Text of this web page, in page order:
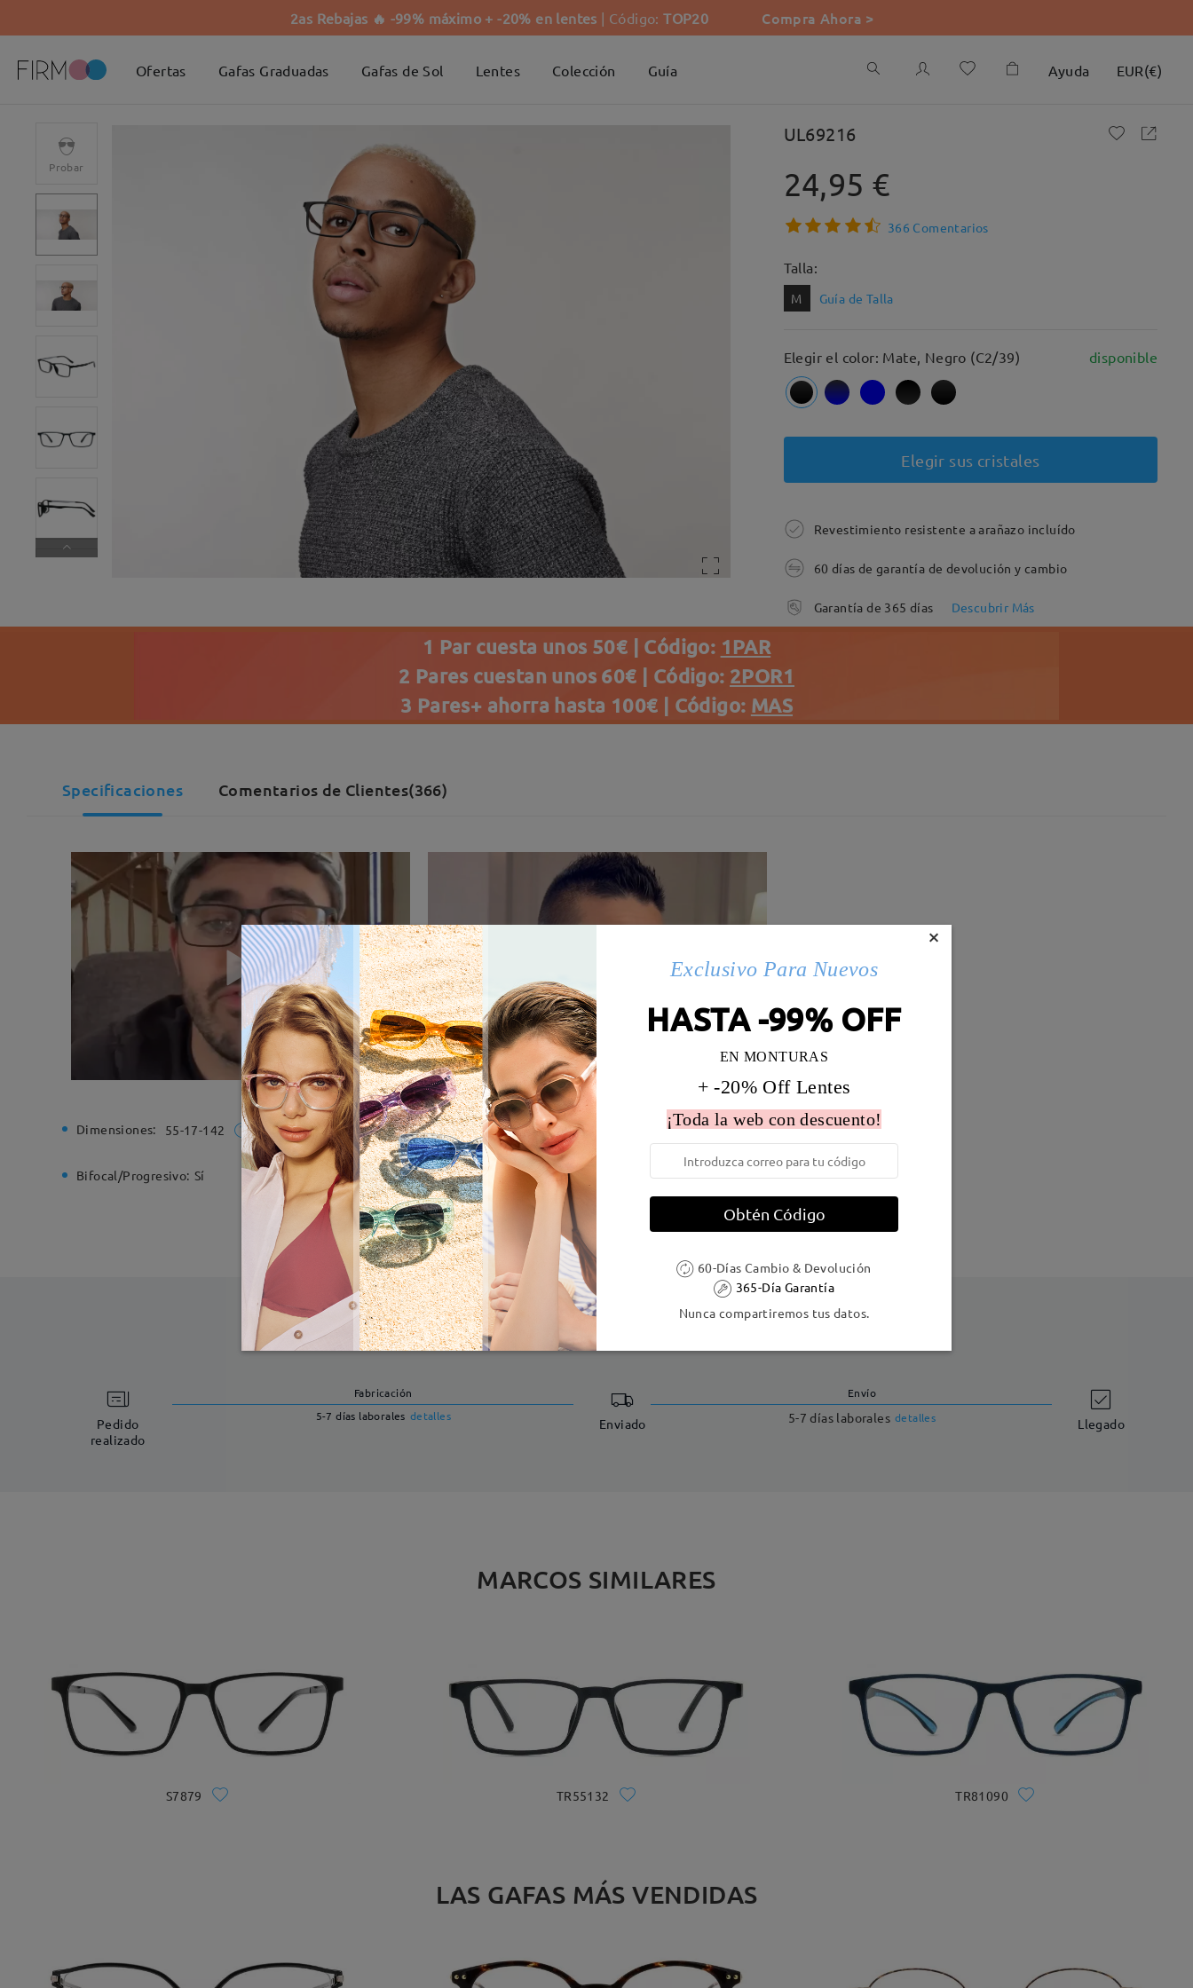
2as Rebajas 🔥 -99% máximo + -20% en lentes | Código:TOP20 Compra Ahora >
Ofertas Gafas Graduadas Gafas de Sol Lentes Colección Guía Ayuda EUR(€)
Probar
UL69216
24,95 €
366 Comentarios
Talla:
M Guía de Talla
Elegir el color: Mate, Negro (C2/39) disponible
Elegir sus cristales
Revestimiento resistente a arañazo incluído
60 días de garantía de devolución y cambio
Garantía de 365 días Descubrir Más
1 Par cuesta unos 50€ | Código: 1PAR
2 Pares cuestan unos 60€ | Código: 2POR1
3 Pares+ ahorra hasta 100€ | Código: MAS
Specificaciones Comentarios de Clientes(366)
Dimensiones: 55-17-142 Ancho de la montura: 133 mm (Medio) Diametro de lentes: 55 mm Peso:
Bifocal/Progresivo: Sí Bisagra de resorte: No Material de la montura: ULTEM
DELIVERY
Pedido
realizado
Fabricación
5-7 días laborales detalles Enviado
Envío
5-7 días laborales detalles Llegado
MARCOS SIMILARES
S7879 TR55132 TR81090
LAS GAFAS MÁS VENDIDAS
×
Exclusivo Para Nuevos
HASTA -99% OFF
EN MONTURAS
+ -20% Off Lentes
¡Toda la web con descuento!
Obtén Código
60-Días Cambio & Devolución
365-Día Garantía
Nunca compartiremos tus datos.